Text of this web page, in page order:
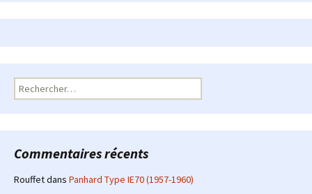
Rechercher :
Commentaires récents
Rouffetdans Panhard Type IE70 (1957-1960)